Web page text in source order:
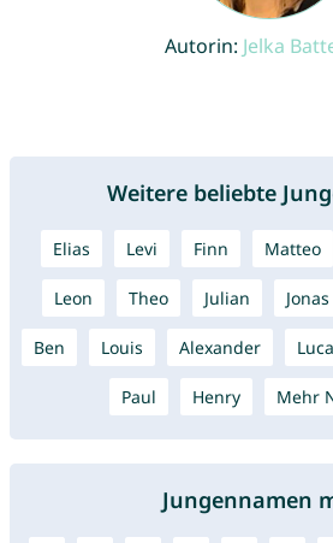
Autorin: Jelka
Weitere beliebte
Elias Levi Finn Matteo
Leon Theo Julian Jonas
Ben Louis Alexander
Paul Henry Mehr
Jungennamen